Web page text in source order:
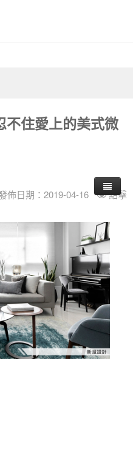
不住愛上的美式微
佈日期：2019-04-16
點擊